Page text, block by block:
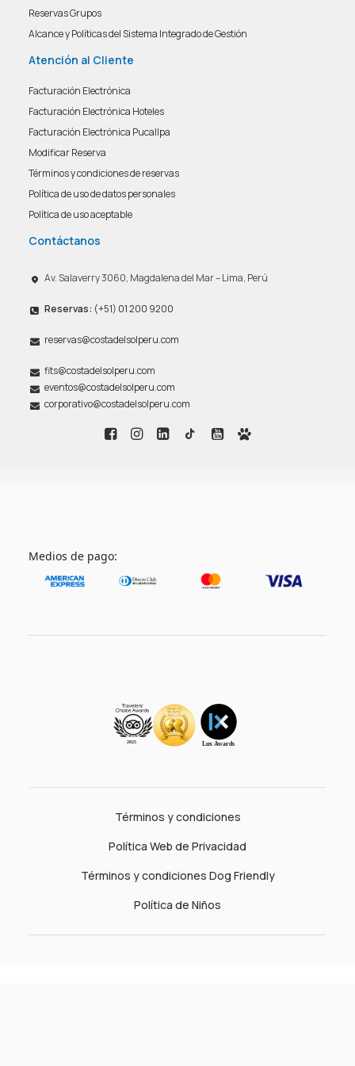
Reservas Grupos
Alcance y Políticas del Sistema Integrado de Gestión
Atención al Cliente
Facturación Electrónica
Facturación Electrónica Hoteles
Facturación Electrónica Pucallpa
Modificar Reserva
Términos y condiciones de reservas
Política de uso de datos personales
Política de uso aceptable
Contáctanos
Av. Salaverry 3060, Magdalena del Mar – Lima, Perú
Reservas: (+51) 01 200 9200
reservas@costadelsolperu.com
fits@costadelsolperu.com
eventos@costadelsolperu.com
corporativo@costadelsolperu.com
Medios de pago:
Términos y condiciones
Política Web de Privacidad
Términos y condiciones Dog Friendly
Política de Niños